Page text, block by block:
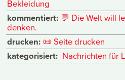
Bekleidung
kommentiert: 💬 Die Welt will
denken.
drucken: 📜 Seite drucken
kategorisiert: Nachrichten für